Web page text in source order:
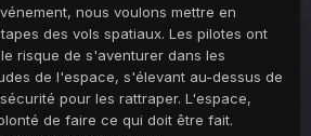
nous voulons mettre en
des vols spatiaux. Les pilotes ont
risque de s'aventurer dans les
de l'espace, s'élevant au-dessus de
pour les rattraper. L'espace,
de faire ce qui doit être fait.